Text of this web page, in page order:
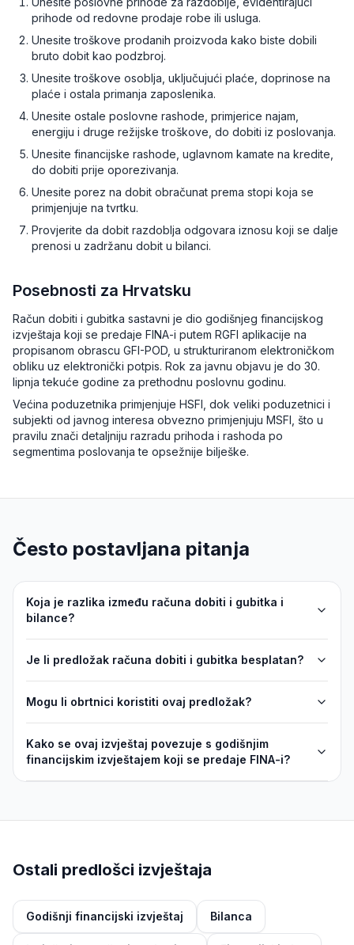
prihode od redovne prodaje robe ili usluga.
Unesite troškove prodanih proizvoda kako biste dobili
bruto dobit kao podzbroj.
Unesite troškove osoblja, uključujući plaće, doprinose na
plaće i ostala primanja zaposlenika.
Unesite ostale poslovne rashode, primjerice najam,
energiju i druge režijske troškove, do dobiti iz poslovanja.
Unesite financijske rashode, uglavnom kamate na kredite,
do dobiti prije oporezivanja.
Unesite porez na dobit obračunat prema stopi koja se
primjenjuje na tvrtku.
Provjerite da dobit razdoblja odgovara iznosu koji se dalje
prenosi u zadržanu dobit u bilanci.
Posebnosti za Hrvatsku
Račun dobiti i gubitka sastavni je dio godišnjeg financijskog
izvještaja koji se predaje FINA-i putem RGFI aplikacije na
propisanom obrascu GFI-POD, u strukturiranom elektroničkom
obliku uz elektronički potpis. Rok za javnu objavu je do 30.
lipnja tekuće godine za prethodnu poslovnu godinu.
Većina poduzetnika primjenjuje HSFI, dok veliki poduzetnici i
subjekti od javnog interesa obvezno primjenjuju MSFI, što u
pravilu znači detaljniju razradu prihoda i rashoda po
segmentima poslovanja te opsežnije bilješke.
Često postavljana pitanja
Koja je razlika između računa dobiti i gubitka i
bilance?
Je li predložak računa dobiti i gubitka besplatan?
Mogu li obrtnici koristiti ovaj predložak?
Kako se ovaj izvještaj povezuje s godišnjim
financijskim izvještajem koji se predaje FINA-i?
Ostali predlošci izvještaja
Godišnji financijski izvještaj Bilanca